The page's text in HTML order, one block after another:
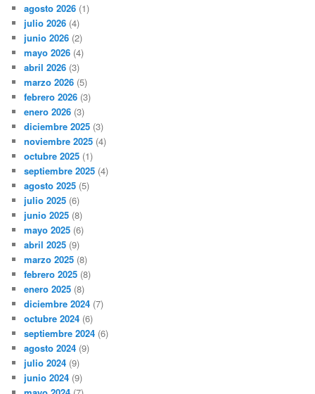
agosto 2026 (1)
julio 2026 (4)
junio 2026 (2)
mayo 2026 (4)
abril 2026 (3)
marzo 2026 (5)
febrero 2026 (3)
enero 2026 (3)
diciembre 2025 (3)
noviembre 2025 (4)
octubre 2025 (1)
septiembre 2025 (4)
agosto 2025 (5)
julio 2025 (6)
junio 2025 (8)
mayo 2025 (6)
abril 2025 (9)
marzo 2025 (8)
febrero 2025 (8)
enero 2025 (8)
diciembre 2024 (7)
octubre 2024 (6)
septiembre 2024 (6)
agosto 2024 (9)
julio 2024 (9)
junio 2024 (9)